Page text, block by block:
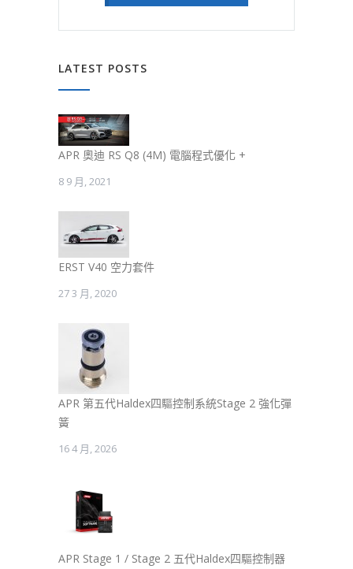
LATEST POSTS
APR 奧迪 RS Q8 (4M) 電腦程式優化 +
8 9 月, 2021
ERST V40 空力套件
27 3 月, 2020
APR 第五代Haldex四驅控制系統Stage 2 強化彈
簧
16 4 月, 2026
APR Stage 1 / Stage 2 五代Haldex四驅控制器